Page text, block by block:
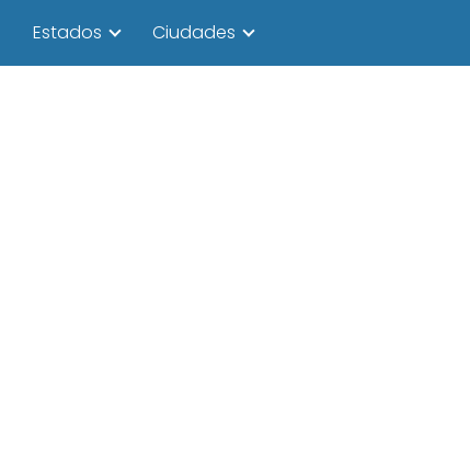
Estados Ciudades